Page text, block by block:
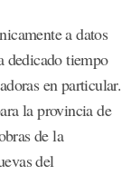
a datos
dedicado tiempo
en particular.
la provincia de
de la
del